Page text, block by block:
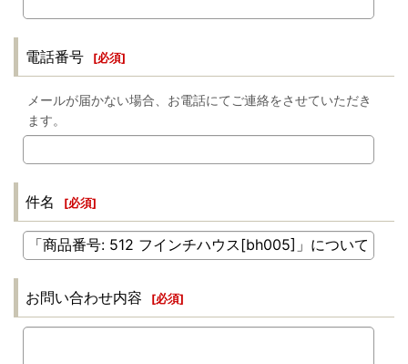
電話番号 [必須]
メールが届かない場合、お電話にてご連絡をさせていただき
ます。
件名 [必須]
お問い合わせ内容 [必須]